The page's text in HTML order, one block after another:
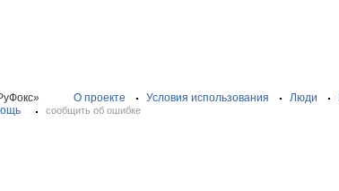
О проекте Условия использования Люди
сообщить об ошибке